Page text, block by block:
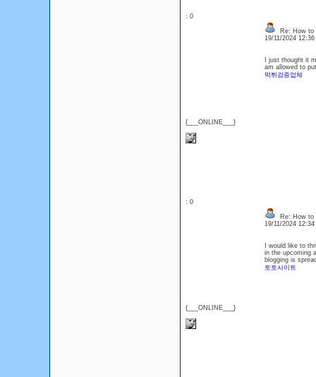
: 0
{___ONLINE___}
Re: How to
19/11/2024
I just thought it
am allowed to
먹튀검증업체
: 0
{___ONLINE___}
Re: How to
19/11/2024
I would like to
in the upcoming
blogging is
토토사이트